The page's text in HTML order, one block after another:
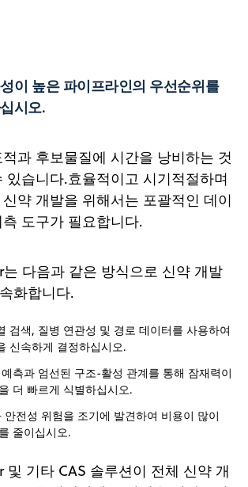
이 높은 파이프라인의 우선순위를
시오.
과 후보물질에 시간을 낭비하는 것
있습니다.효율적이고 시기적절하며
약 개발을 위해서는 포괄적인 데이
도구가 필요합니다.
다음과 같은 방식으로 신약 개발
화합니다.
검색, 질병 연관성 및 경로 데이터를 사용하여
신속하게 결정하십시오.
측과 엄선된 구조-활성 관계를 통해 잠재력이
더 빠르게 식별하십시오.
안전성 위험을 조기에 발견하여 비용이 많이
줄이십시오.
및 기타 CAS 솔루션이 전체 신약 개